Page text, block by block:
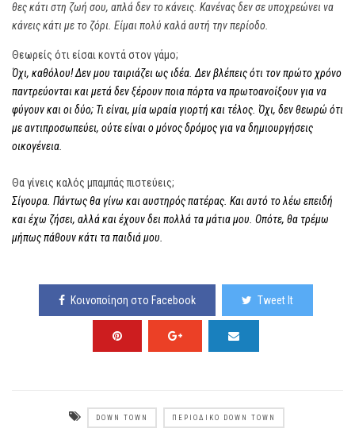
θες κάτι στη ζωή σου, απλά δεν το κάνεις. Κανένας δεν σε υποχρεώνει να
κάνεις κάτι με το ζόρι. Είμαι πολύ καλά αυτή την περίοδο.
Θεωρείς ότι είσαι κοντά στον γάμο;
Όχι, καθόλου! Δεν μου ταιριάζει ως ιδέα. Δεν βλέπεις ότι τον πρώτο χρόνο
παντρεύονται και μετά δεν ξέρουν ποια πόρτα να πρωτοανοίξουν για να
φύγουν και οι δύο; Τι είναι, μία ωραία γιορτή και τέλος. Όχι, δεν θεωρώ ότι
με αντιπροσωπεύει, ούτε είναι ο μόνος δρόμος για να δημιουργήσεις
οικογένεια.
Θα γίνεις καλός μπαμπάς πιστεύεις;
Σίγουρα. Πάντως θα γίνω και αυστηρός πατέρας. Και αυτό το λέω επειδή
και έχω ζήσει, αλλά και έχουν δει πολλά τα μάτια μου. Οπότε, θα τρέμω
μήπως πάθουν κάτι τα παιδιά μου.
Κοινοποίηση στο Facebook Tweet It
DOWN TOWN ΠΕΡΙΟΔΙΚΌ DOWN TOWN